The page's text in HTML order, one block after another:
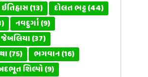
(13) દોલત ભટ્ટ(44)
નવદુર્ગા(9)
જેબલિયા(37)
(75) ભગવાન(16)
શિલ્પો(9)